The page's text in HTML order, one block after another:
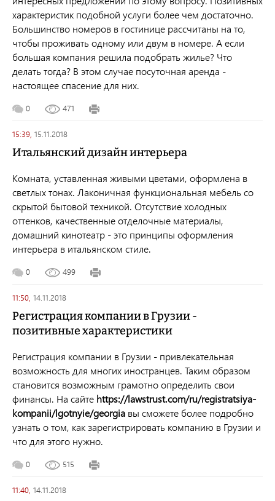
характеристик подобной услуги более чем достаточно.
Большинство номеров в гостинице рассчитаны на то,
чтобы проживать одному или двум в номере. А если
большая компания решила подобрать жилье? Что
делать тогда? В этом случае посуточная аренда -
настоящее спасение для них.
0 471
15:39, 15.11.2018
Итальянский дизайн интерьера
Комната, уставленная живыми цветами, оформлена в
светлых тонах. Лаконичная функциональная мебель со
скрытой бытовой техникой. Отсутствие холодных
оттенков, качественные отделочные материалы,
домашний кинотеатр - это принципы оформления
интерьера в итальянском стиле.
0 499
11:50, 14.11.2018
Регистрация компании в Грузии -
позитивные характеристики
Регистрация компании в Грузии - привлекательная
возможность для многих иностранцев. Таким образом
становится возможным грамотно определить свои
финансы. На сайте https://lawstrust.com/ru/registratsiya-
kompanii/lgotnyie/georgia вы сможете более подробно
узнать о том, как зарегистрировать компанию в Грузии и
что для этого нужно.
0 515
11:40, 14.11.2018